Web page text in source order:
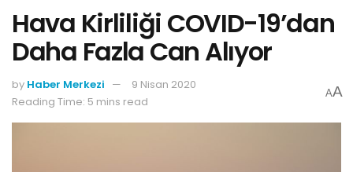
Hava Kirliliği COVID-19’dan
Daha Fazla Can Alıyor
by Haber Merkezi
9 Nisan 2020
Reading Time: 5 mins read
AA